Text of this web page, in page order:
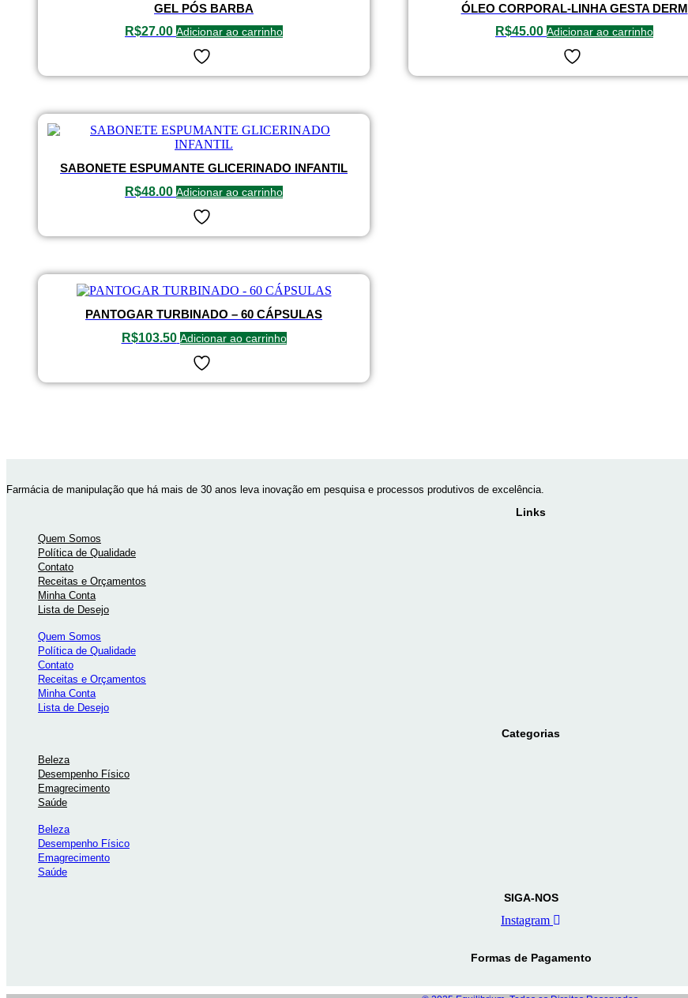
GEL PÓS BARBA
R$27.00 Adicionar ao carrinho
ÓLEO CORPORAL-LINHA GESTA DERM
R$45.00 Adicionar ao carrinho
SABONETE ESPUMANTE GLICERINADO INFANTIL
R$48.00 Adicionar ao carrinho
PANTOGAR TURBINADO – 60 CÁPSULAS
R$103.50 Adicionar ao carrinho
Farmácia de manipulação que há mais de 30 anos leva inovação em pesquisa e processos produtivos de excelência.
Links
Quem Somos
Política de Qualidade
Contato
Receitas e Orçamentos
Minha Conta
Lista de Desejo
Quem Somos
Política de Qualidade
Contato
Receitas e Orçamentos
Minha Conta
Lista de Desejo
Categorias
Beleza
Desempenho Físico
Emagrecimento
Saúde
Beleza
Desempenho Físico
Emagrecimento
Saúde
SIGA-NOS
Instagram
Formas de Pagamento